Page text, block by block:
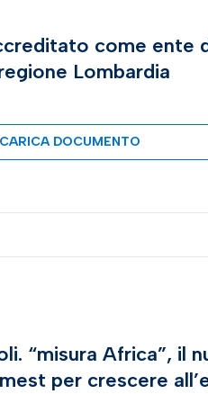
come ente
Lombardia
DOCUMENTO
“misura Africa”, il
per crescere